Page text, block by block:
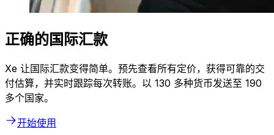
正确的国际汇款
Xe 让国际汇款变得简单。预先查看所有定价，获得可靠的交
付估算，并实时跟踪每次转账。以 130 多种货币发送至 190
多个国家。
开始使用